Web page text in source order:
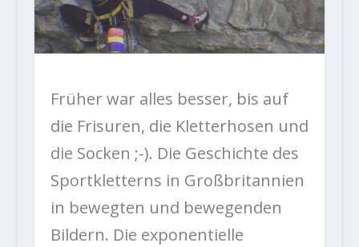
Früher war alles besser, bis auf
die Frisuren, die Kletterhosen und
die Socken ;-). Die Geschichte des
Sportkletterns in Großbritannien
in bewegten und bewegenden
Bildern. Die exponentielle